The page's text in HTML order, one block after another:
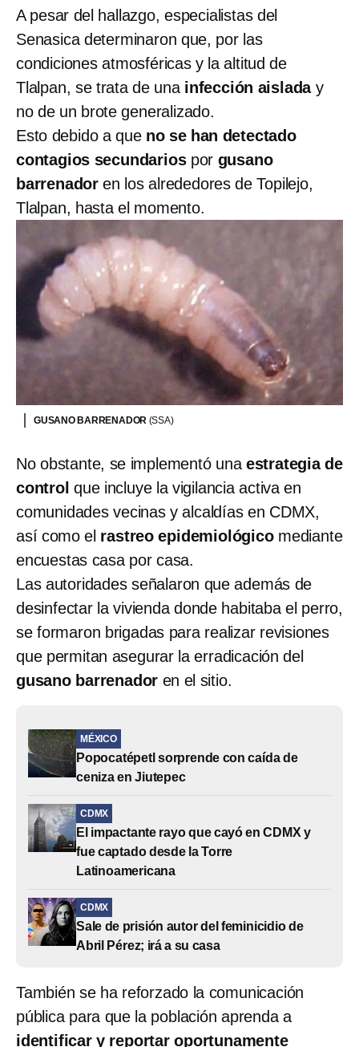
A pesar del hallazgo, especialistas del
Senasica determinaron que, por las
condiciones atmosféricas y la altitud de
Tlalpan, se trata de una infección aisladay
no de un brote generalizado.
Esto debido a que no se han detectado
contagios secundariospor gusano
barrenador en los alrededores de Topilejo,
Tlalpan, hasta el momento.
GUSANO BARRENADOR (SSA)
No obstante, se implementó una estrategia de
control que incluye la vigilancia activa en
comunidades vecinas y alcaldías en CDMX,
así como el rastreo epidemiológicomediante
encuestas casa por casa.
Las autoridades señalaron que además de
desinfectar la vivienda donde habitaba el perro,
se formaron brigadas para realizar revisiones
que permitan asegurar la erradicación del
gusano barrenador en el sitio.
MÉXICO
Popocatépetl sorprende con caída de
ceniza en Jiutepec
CDMX
El impactante rayo que cayó en CDMX y
fue captado desde la Torre
Latinoamericana
CDMX
Sale de prisión autor del feminicidio de
Abril Pérez; irá a su casa
También se ha reforzado la comunicación
pública para que la población aprenda a
identificar y reportar oportunamente